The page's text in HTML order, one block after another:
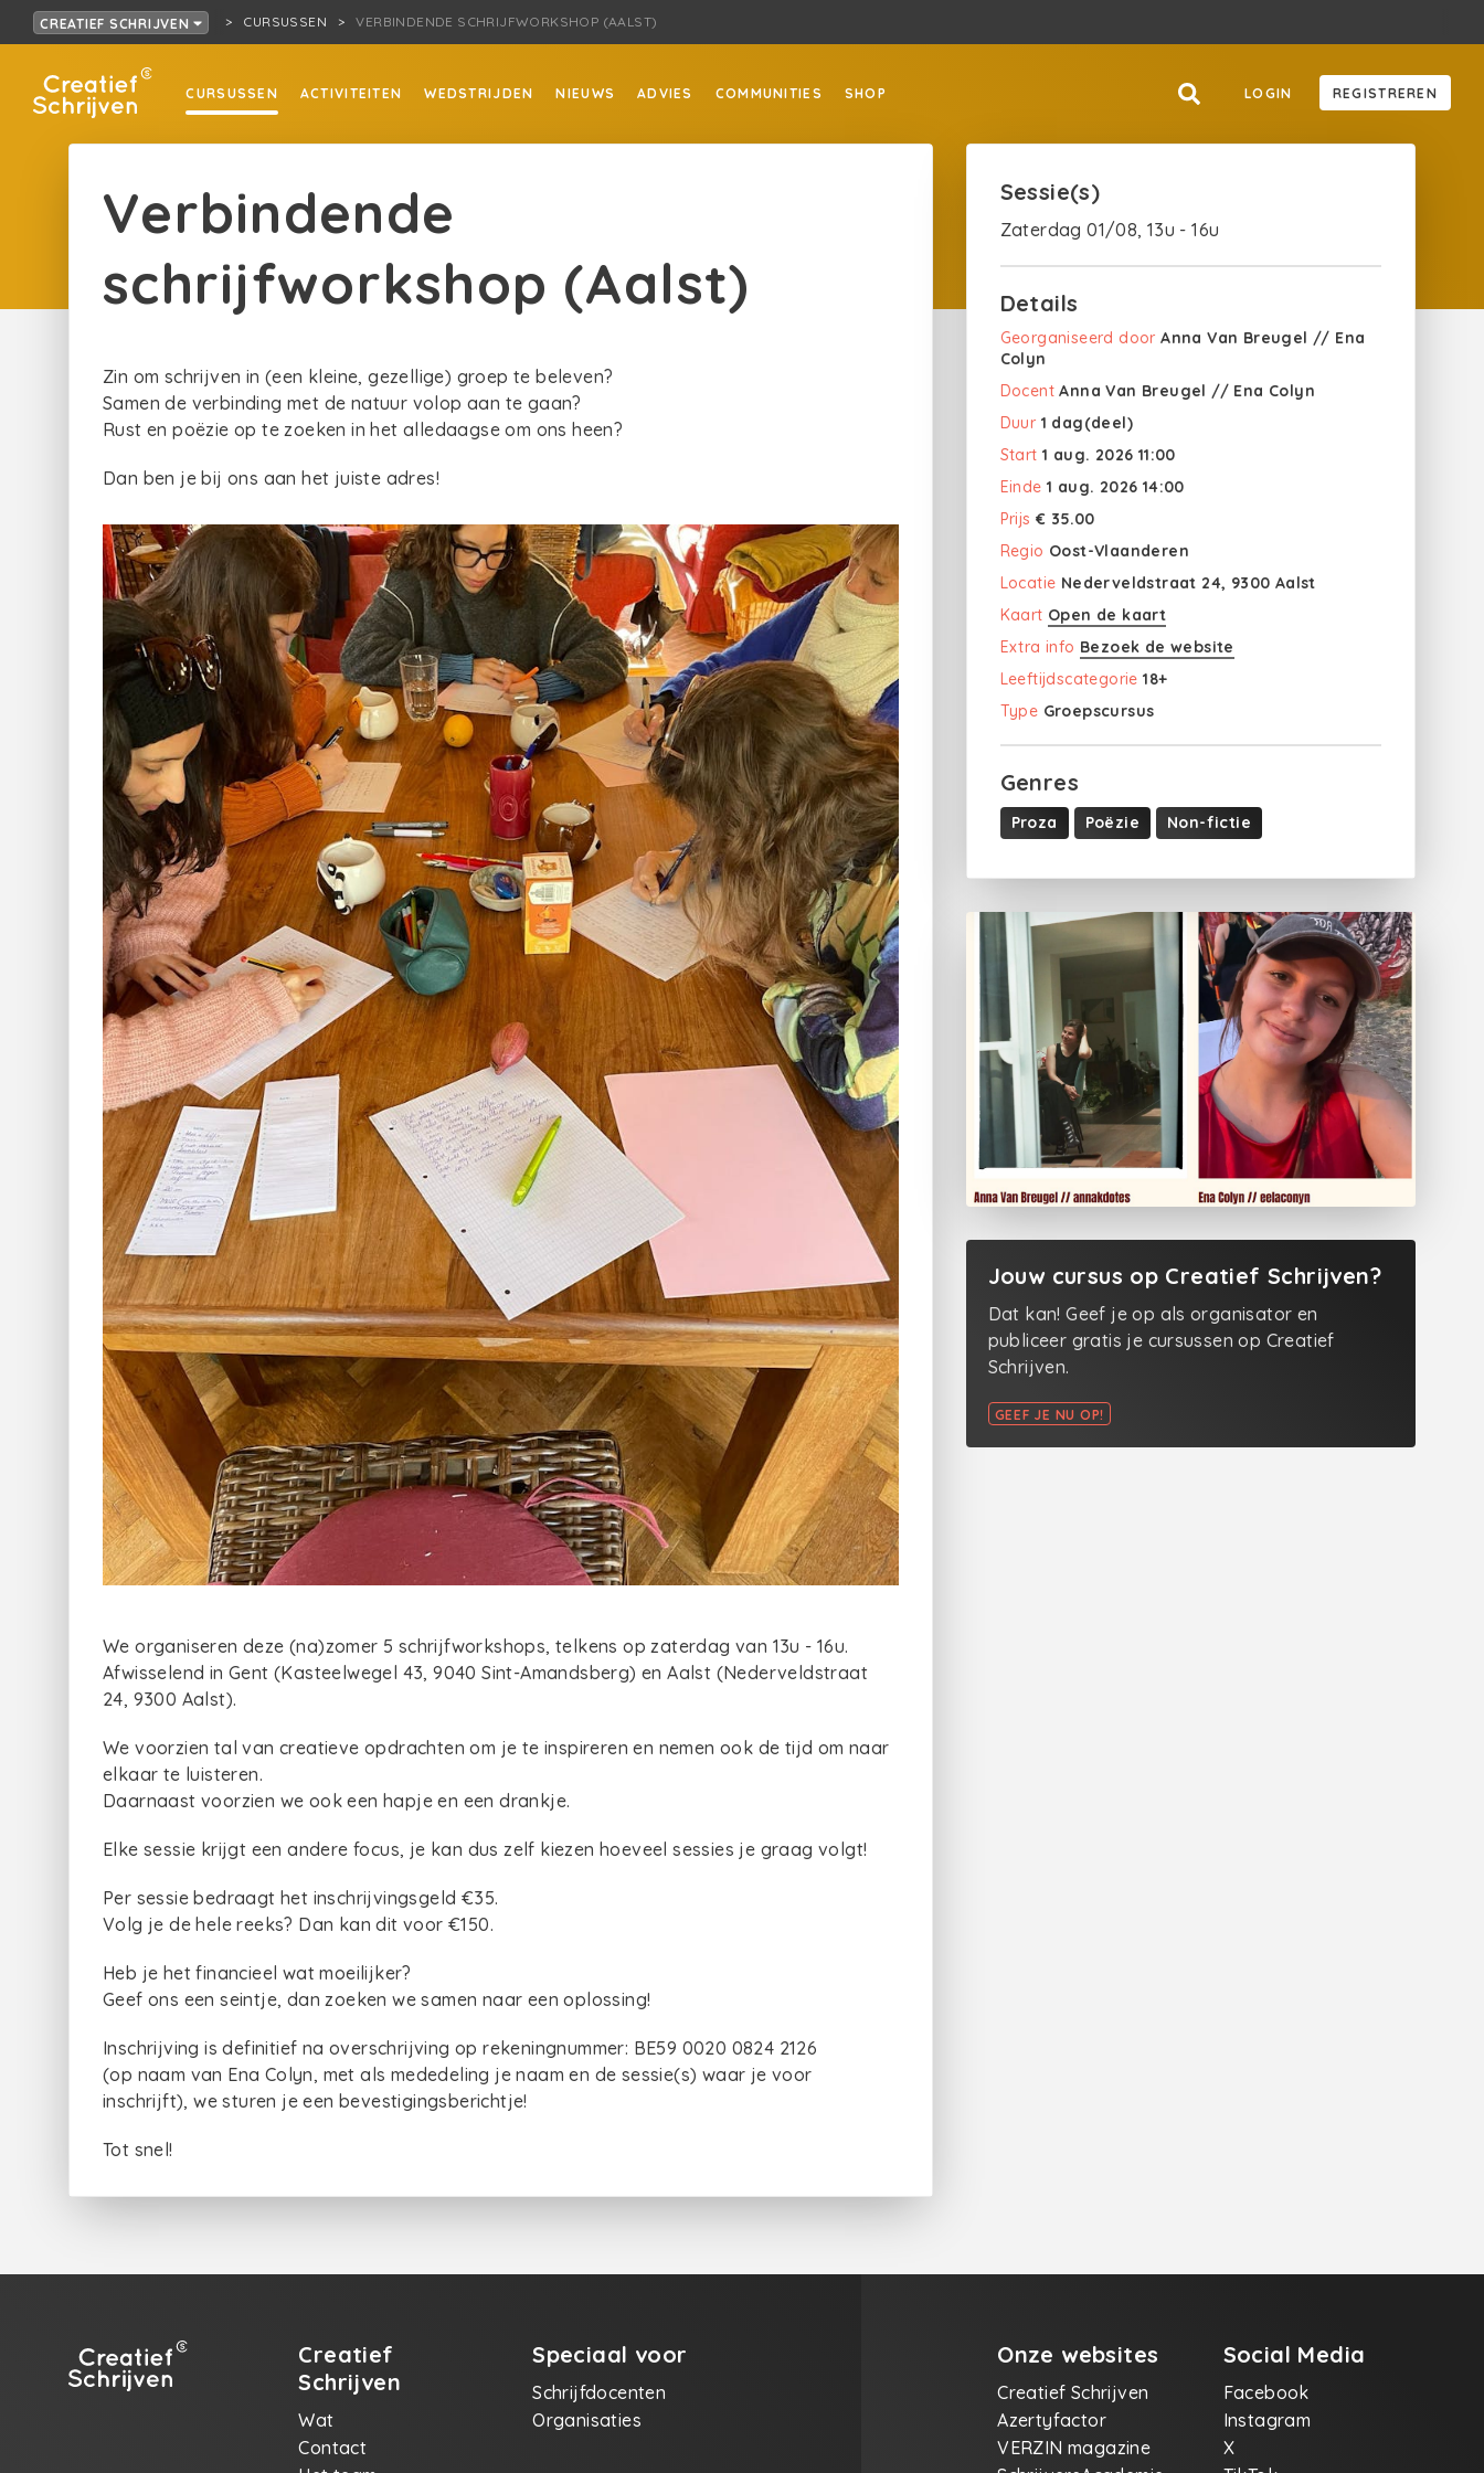
CREATIEF SCHRIJVEN CURSUSSEN VERBINDENDE SCHRIJFWORKSHOP (AALST)
CURSUSSEN ACTIVITEITEN WEDSTRIJDEN NIEUWS ADVIES COMMUNITIES SHOP LOGIN REGISTREREN
Verbindende
schrijfworkshop (Aalst)
Zin om schrijven in (een kleine, gezellige) groep te beleven?
Samen de verbinding met de natuur volop aan te gaan?
Rust en poëzie op te zoeken in het alledaagse om ons heen?
Dan ben je bij ons aan het juiste adres!
We organiseren deze (na)zomer 5 schrijfworkshops, telkens op zaterdag van 13u - 16u.
Afwisselend in Gent (Kasteelwegel 43, 9040 Sint-Amandsberg) en Aalst (Nederveldstraat
24, 9300 Aalst).
We voorzien tal van creatieve opdrachten om je te inspireren en nemen ook de tijd om naar
elkaar te luisteren.
Daarnaast voorzien we ook een hapje en een drankje.
Elke sessie krijgt een andere focus, je kan dus zelf kiezen hoeveel sessies je graag volgt!
Per sessie bedraagt het inschrijvingsgeld €35.
Volg je de hele reeks? Dan kan dit voor €150.
Heb je het financieel wat moeilijker?
Geef ons een seintje, dan zoeken we samen naar een oplossing!
Inschrijving is definitief na overschrijving op rekeningnummer: BE59 0020 0824 2126
(op naam van Ena Colyn, met als mededeling je naam en de sessie(s) waar je voor
inschrijft), we sturen je een bevestigingsberichtje!
Tot snel!
Sessie(s)
Zaterdag 01/08, 13u - 16u
Details
Georganiseerd door Anna Van Breugel // Ena
Colyn
Docent Anna Van Breugel // Ena Colyn
Duur 1 dag(deel)
Start 1 aug. 2026 11:00
Einde 1 aug. 2026 14:00
Prijs € 35.00
Regio Oost-Vlaanderen
Locatie Nederveldstraat 24, 9300 Aalst
Kaart Open de kaart
Extra info Bezoek de website
Leeftijdscategorie 18+
Type Groepscursus
Genres
Proza Poëzie Non-fictie
Jouw cursus op Creatief Schrijven?
Dat kan! Geef je op als organisator en
publiceer gratis je cursussen op Creatief
Schrijven.
GEEF JE NU OP!
Creatief
Schrijven
Wat
Contact
Speciaal voor
Schrijfdocenten
Organisaties
Onze websites
Creatief Schrijven
Azertyfactor
VERZIN magazine
Social Media
Facebook
Instagram
X